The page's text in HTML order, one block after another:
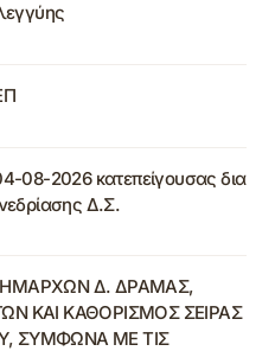
08-2026 κατεπείγουσας δια
Δ.Σ.
Δ. ΔΡΑΜΑΣ,
ΚΑΙ ΚΑΘΟΡΙΣΜΟΣ ΣΕΙΡΑΣ
ΣΥΜΦΩΝΑ ΜΕ ΤΙΣ